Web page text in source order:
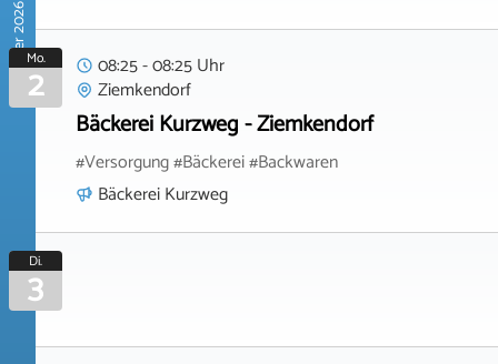
November 2026Mo.
2
08:25 - 08:25 Uhr
Ziemkendorf
Bäckerei Kurzweg - Ziemkendorf
#Versorgung #Bäckerei #Backwaren
Bäckerei Kurzweg
Di.
3